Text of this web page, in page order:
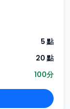
5 點
20 點
100分